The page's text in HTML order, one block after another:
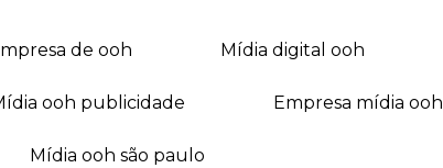
empresa de ooh mídia digital ooh
mídia ooh publicidade empresa mídia ooh
mídia ooh são paulo